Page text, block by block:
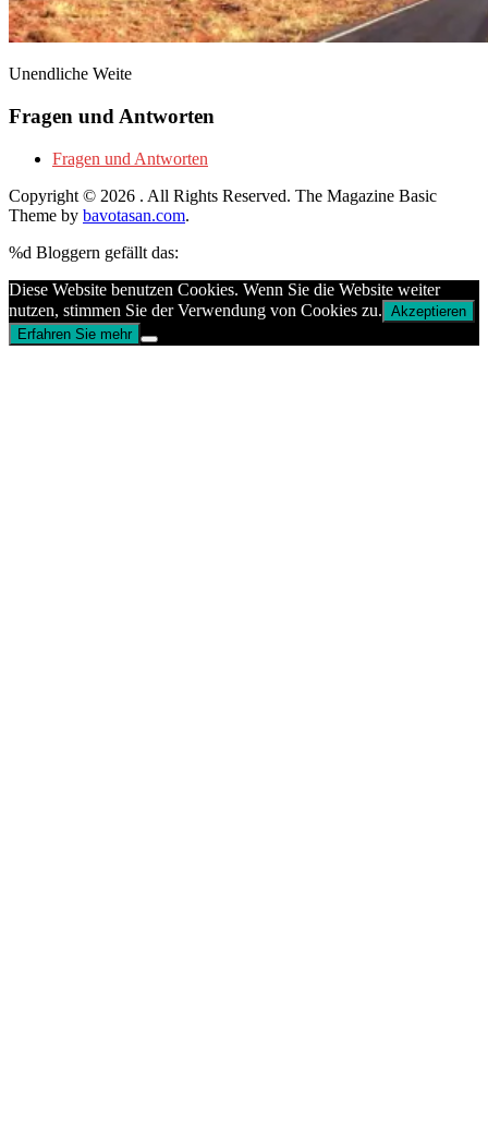
Unendliche Weite
Fragen und Antworten
Fragen und Antworten
Copyright © 2026 . All Rights Reserved. The Magazine Basic
Theme by bavotasan.com.
%d Bloggern gefällt das:
Diese Website benutzen Cookies. Wenn Sie die Website weiter
nutzen, stimmen Sie der Verwendung von Cookies zu. Akzeptieren
Erfahren Sie mehr